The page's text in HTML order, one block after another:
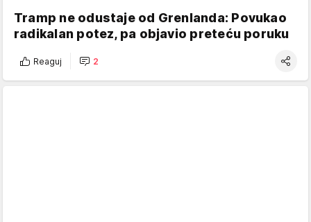
Tramp ne odustaje od Grenlanda: Povukao
radikalan potez, pa objavio preteću poruku
Reaguj 2